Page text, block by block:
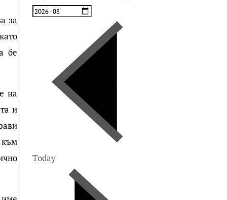
за
бе
на
и
Today